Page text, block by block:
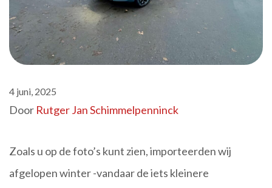
4 juni, 2025
Door Rutger Jan Schimmelpenninck
Zoals u op de foto’s kunt zien, importeerden wij
afgelopen winter -vandaar de iets kleinere